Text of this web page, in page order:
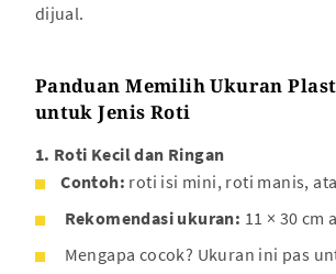
dijual.
Panduan Memilih Ukuran
untuk Jenis Roti
1. Roti Kecil dan Ringan
Contoh: roti isi mini, roti manis,
Rekomendasi ukuran: 11 × 30 cm
Mengapa cocok? Ukuran ini pas